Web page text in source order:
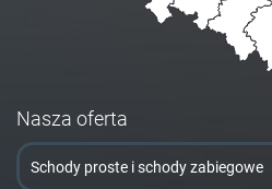
Nasza oferta
Schody proste i schody zabiegowe